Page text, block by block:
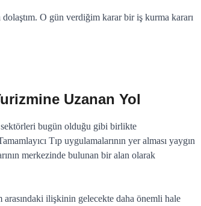
O gün verdiğim karar bir iş kurma kararı
Uzanan Yol
sektörleri bugün olduğu gibi birlikte
Tıp uygulamalarının yer alması yaygın
merkezinde bulunan bir alan olarak
ilişkinin gelecekte daha önemli hale